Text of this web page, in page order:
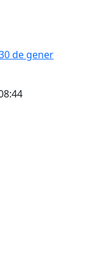
de gener